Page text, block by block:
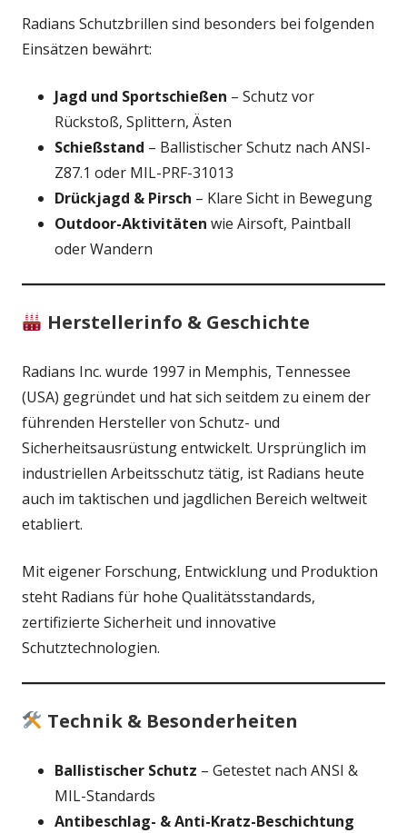
Radians Schutzbrillen sind besonders bei folgenden
Einsätzen bewährt:
Jagd und Sportschießen – Schutz vor
Rückstoß, Splittern, Ästen
Schießstand – Ballistischer Schutz nach ANSI-
Z87.1 oder MIL-PRF-31013
Drückjagd & Pirsch – Klare Sicht in Bewegung
Outdoor-Aktivitäten wie Airsoft, Paintball
oder Wandern
Herstellerinfo & Geschichte
Radians Inc. wurde 1997 in Memphis, Tennessee
(USA) gegründet und hat sich seitdem zu einem der
führenden Hersteller von Schutz- und
Sicherheitsausrüstung entwickelt. Ursprünglich im
industriellen Arbeitsschutz tätig, ist Radians heute
auch im taktischen und jagdlichen Bereich weltweit
etabliert.
Mit eigener Forschung, Entwicklung und Produktion
steht Radians für hohe Qualitätsstandards,
zertifizierte Sicherheit und innovative
Schutztechnologien.
Technik & Besonderheiten
Ballistischer Schutz – Getestet nach ANSI &
MIL-Standards
Antibeschlag- & Anti-Kratz-Beschichtung